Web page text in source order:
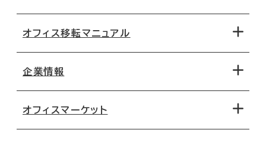
地図から探す
路線・駅から探す
オフィス移転マニュアル
移転コストシミュレーション
移転スケジュール
企業情報
オフィスマーケット